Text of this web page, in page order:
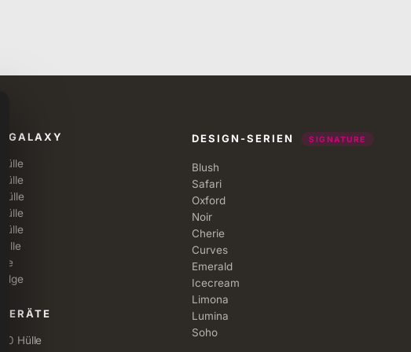
GALAXY
10 Hülle
DESIGN-SERIEN SIGNATURE
Blush
Safari
Oxford
Noir
Cherie
Curves
Emerald
Icecream
Limona
Lumina
Soho